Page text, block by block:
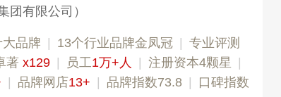
团有限公司）
品牌 13个行业品牌金凤冠
专业评测
著 x129 员工1万+人 注册资本4颗星
品牌网店13+ 品牌指数73.8
口碑指数